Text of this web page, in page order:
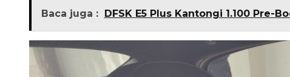
Baca juga : DFSK E5 Plus Kantongi 1.100 Pre-